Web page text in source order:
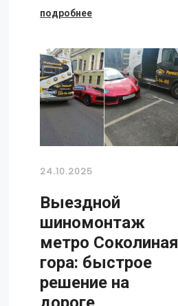
подробнее
24.10.2025
Выездной
шиномонтаж
метро Соколиная
гора: быстрое
решение на